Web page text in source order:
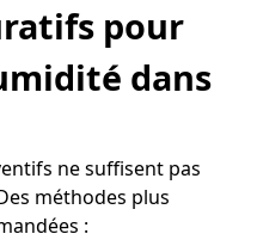
pour
dans
ne suffisent pas
méthodes plus
: